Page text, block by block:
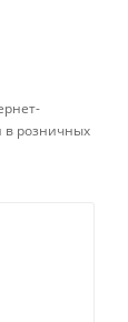
в розничных